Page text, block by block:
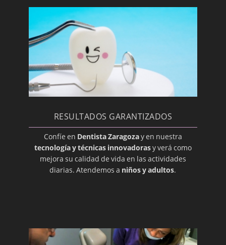
Benigno
Blanqueado
Bolsa periodontal
Bonding
Cariadura (picadura)
Caries
Caries Radicular
Cariogénico
Cavidad Pulpar
Cúspide
RESULTADOS GARANTIZADOS
Confíe en Dentista Zaragozay en nuestra
tecnología y técnicas innovadorasy verá como
mejora su calidad de vida en las actividades
diarias. Atendemos a niños y adultos.